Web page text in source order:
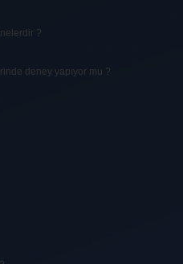
nelerdir ?
deney yapıyor mu ?